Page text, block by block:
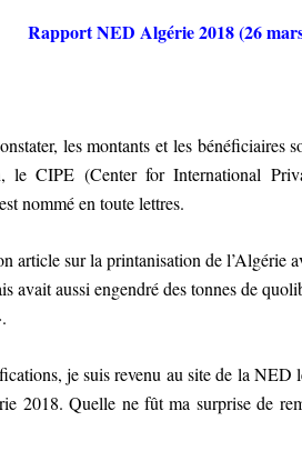
Rapport NED Algérie 2018 (26
les montants et les bénéficiaires
le CIPE (Center for International
nommé en toute lettres.
article sur la printanisation de l’Algérie
avait aussi engendré des tonnes de
je suis revenu au site de la NED
2018. Quelle ne fût ma surprise de